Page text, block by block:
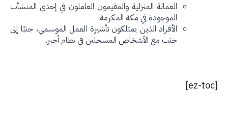
العمالة المنزلية والمقيمون العاملون في إحدى المنشأت
الموجودة في مكة المكرمة.
الأفراد الذين يمتلكون تأشيرة العمل الموسمي، جنبًا إلى
جنب مع الأشخاص المسجلين في نظام أجير.